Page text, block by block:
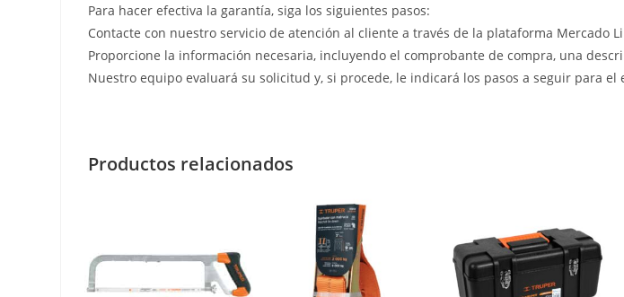
Para hacer efectiva la garantía, siga los siguientes pasos:
Contacte con nuestro servicio de atención al cliente a través de la plataforma Mercado
Proporcione la información necesaria, incluyendo el comprobante de compra, una
Nuestro equipo evaluará su solicitud y, si procede, le indicará los pasos a seguir para
Productos relacionados